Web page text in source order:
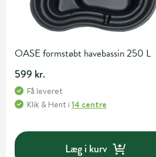
OASE formstøbt havebassin 250 L
599 kr.
Få leveret
Klik & Hent i 14 centre
Læg i kurv